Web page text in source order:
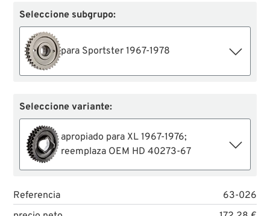
Seleccione subgrupo:
para Sportster 1967-1978
Seleccione variante:
apropiado para XL 1967-1976;
reemplaza OEM HD 40273-67
Referencia
63-026